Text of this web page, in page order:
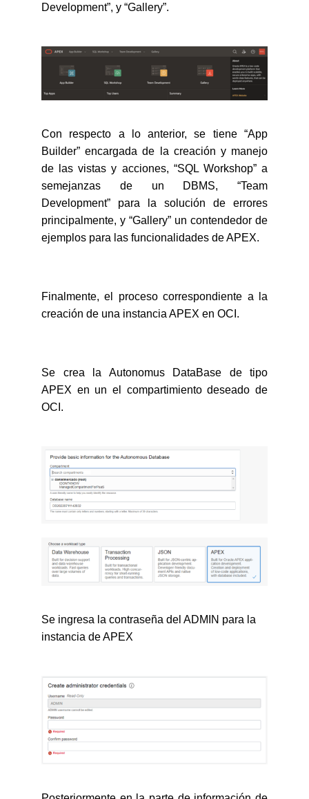
Development”, y “Gallery”.
Con respecto a lo anterior, se tiene “App
Builder” encargada de la creación y manejo
de las vistas y acciones, “SQL Workshop” a
semejanzas de un DBMS, “Team
Development” para la solución de errores
principalmente, y “Gallery” un contendedor de
ejemplos para las funcionalidades de APEX.
Finalmente, el proceso correspondiente a la
creación de una instancia APEX en OCI.
Se crea la Autonomus DataBase de tipo
APEX en un el compartimiento deseado de
OCI.
Se ingresa la contraseña del ADMIN para la
instancia de APEX